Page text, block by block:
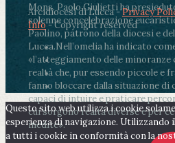
Mons. Paolo Giulietti ha
solenne concelebrazione
Paolino, patrono della diocesi e
Lucca.Nell’omelia ha indicato
«l’atteggiamento delle minoranze
realtà che, pur essendo piccole e
fanno bloccare dalla situazione di
capaci di intuire e praticare
cui sorgono realtà diverse e per
inedite».
Arcidiocesi di Lucca -Privacy
Info- Copyright reserved
Questo sito web utilizza i cookie
esperienza di navigazione.
a tutti i cookie in conformità con la